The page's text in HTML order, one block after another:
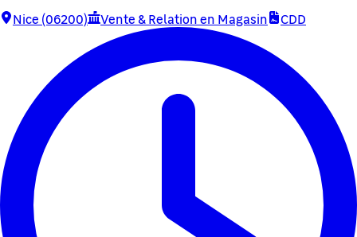
Nice (06200)
Vente & Relation en Magasin CDD